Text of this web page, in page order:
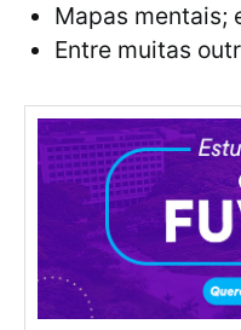
Mapas mentais;
Entre muitas